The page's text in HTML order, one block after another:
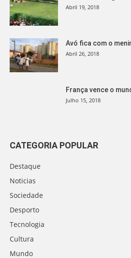
Abril 19, 2018
Avó fica com o
Abril 26, 2018
França vence o
Julho 15, 2018
CATEGORIA POPULAR
Destaque
Noticias
Sociedade
Desporto
Tecnologia
Cultura
Mundo